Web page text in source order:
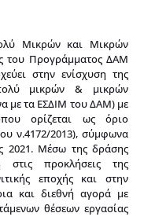
Μικρών και Μικρών
του Προγράμματος ΔΑΜ
στην ενίσχυση της
πολύ μικρών & μικρών
με τα ΕΣΔΙΜ του ΔΑΜ) με
ορίζεται ως όριο
ν.4172/2013), σύμφωνα
2021. Μέσω της δράσης
στις προκλήσεις της
εποχής και στην
και διεθνή αγορά με
θέσεων εργασίας